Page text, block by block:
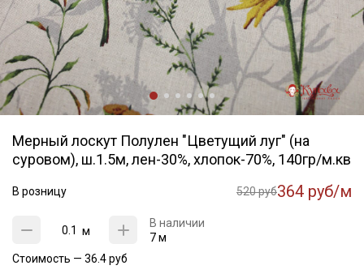
Мерный лоскут Полулен "Цветущий луг" (на
суровом), ш.1.5м, лен-30%, хлопок-70%, 140гр/м.кв
В розницу 520 руб364 руб/м
м
В наличии
7 м
Стоимость — 36.4руб